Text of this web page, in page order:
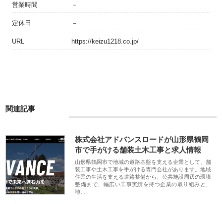
営業時間 －
定休日 －
URL https://keizu1218.co.jp/
関連記事
株式会社アドバンスロードが山形県鶴岡
市で手がける舗装土木工事と求人情報
山形県鶴岡市で地域の道路基盤を支える企業として、舗
装工事や土木工事を手がける専門会社があります。地域
住民の生活を支える道路整備から、公共施設周辺の環境
整備まで、幅広い工事実績を持つ企業の取り組みと、
地…